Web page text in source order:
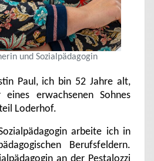
und Sozialpädagogin
Paul, ich bin 52 Jahre alt,
erwachsenen Sohnes
Loderhof.
arbeite ich in
Berufsfeldern.
an der Pestalozzi